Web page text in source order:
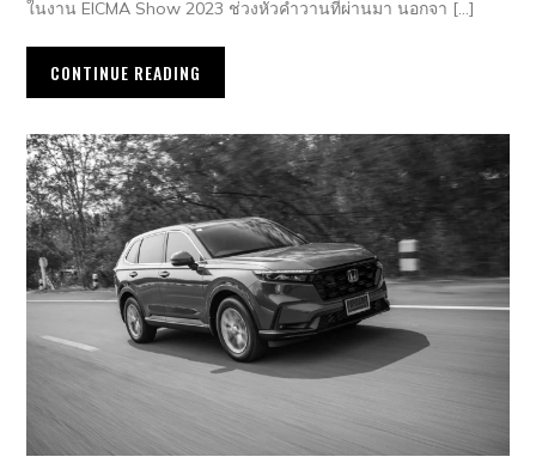
ในงาน EICMA Show 2023 ช่วงหัวค่ำวานที่ผ่านมา นอกจา […]
CONTINUE READING